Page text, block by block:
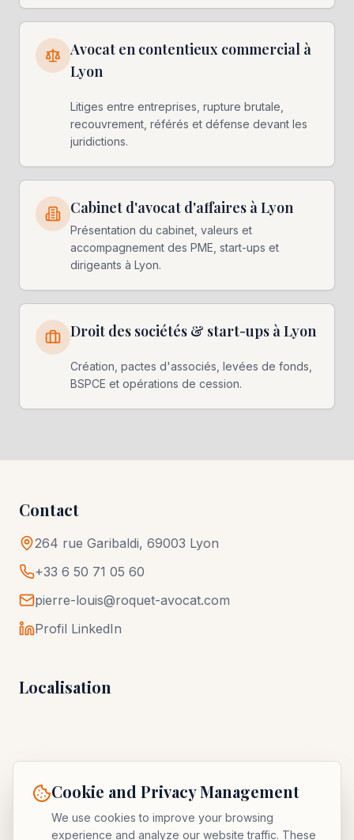
Cookie and Privacy Management
We use cookies to improve your browsing
experience and analyze our website traffic. These
Avocat en contentieux commercial à
Lyon
Litiges entre entreprises, rupture brutale,
recouvrement, référés et défense devant les
juridictions.
Cabinet d'avocat d'affaires à Lyon
Présentation du cabinet, valeurs et
accompagnement des PME, start-ups et
dirigeants à Lyon.
Droit des sociétés & start-ups à Lyon
Création, pactes d'associés, levées de fonds,
BSPCE et opérations de cession.
Contact
264 rue Garibaldi, 69003 Lyon
+33 6 50 71 05 60
pierre-louis@roquet-avocat.com
Profil LinkedIn
Localisation